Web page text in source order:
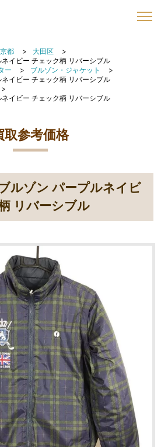
都
大田区
イビー チェック柄 リバーシブル
ー
ブルゾン・ジャケット
イビー チェック柄 リバーシブル
イビー チェック柄 リバーシブル
取参考価格
ルゾン パープルネイビ
リバーシブル